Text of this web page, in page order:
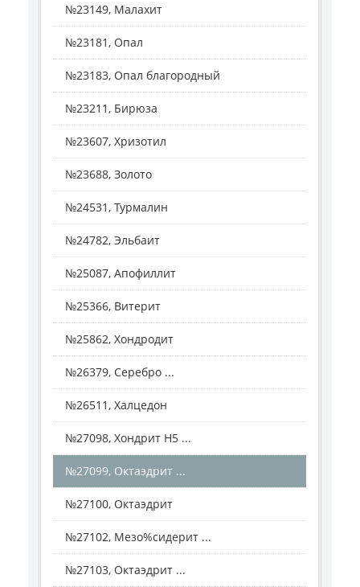
№23149, Малахит
№23181, Опал
№23183, Опал благородный
№23211, Бирюза
№23607, Хризотил
№23688, Золото
№24531, Турмалин
№24782, Эльбаит
№25087, Апофиллит
№25366, Витерит
№25862, Хондродит
№26379, Серебро ...
№26511, Халцедон
№27098, Хондрит H5 ...
№27099, Октаэдрит ...
№27100, Октаэдрит
№27102, Мезо%сидерит ...
№27103, Октаэдрит ...